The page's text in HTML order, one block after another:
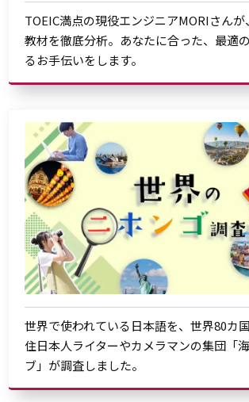
TOEIC満点の現役エンジニアMORIさん
教材を徹底分析。あなたに合った、最適
るお手伝いをします。
世界で使われている日本語を、世界80カ
住日本人ライターやカメラマンの集団「
ブ」が調査しました。